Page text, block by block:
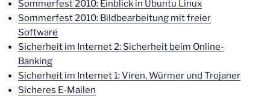
Sommerfest 2010: Einblick in Ubuntu Linux
Sommerfest 2010: Bildbearbeitung mit freier
Software
Sicherheit im Internet 2: Sicherheit beim Online-
Banking
Sicherheit im Internet 1: Viren, Würmer und Trojaner
Sicheres E-Mailen